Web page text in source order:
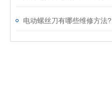
电动螺丝刀有哪些维修方法?